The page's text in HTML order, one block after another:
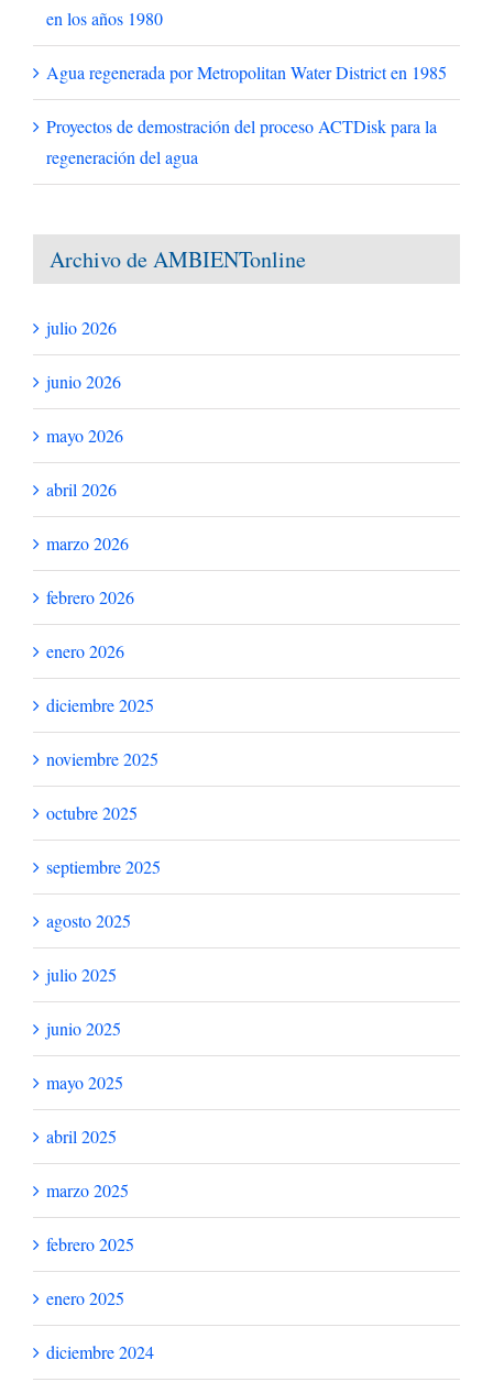
en los años 1980
Agua regenerada por Metropolitan Water District en 1985
Proyectos de demostración del proceso ACTDisk para la
regeneración del agua
Archivo de AMBIENTonline
julio 2026
junio 2026
mayo 2026
abril 2026
marzo 2026
febrero 2026
enero 2026
diciembre 2025
noviembre 2025
octubre 2025
septiembre 2025
agosto 2025
julio 2025
junio 2025
mayo 2025
abril 2025
marzo 2025
febrero 2025
enero 2025
diciembre 2024